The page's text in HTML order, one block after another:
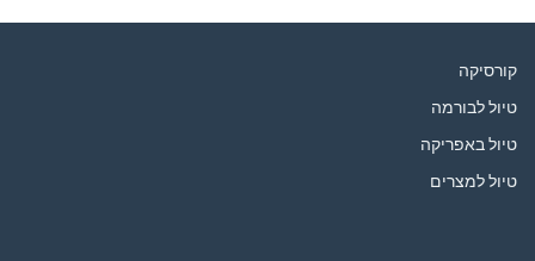
קורסיקה
טיול לבורמה
טיול באפריקה
טיול למצרים